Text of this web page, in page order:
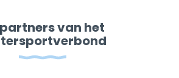
partners van het